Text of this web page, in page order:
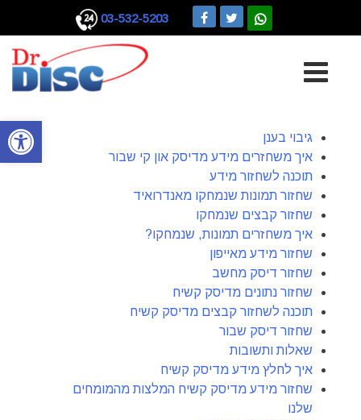
פתח
03-532-5203
content
גיבוי בענן
איך משחזרים מידע מדיסק און קי שבור
תוכנה לשחזור מידע
שחזור תמונות שנמחקו מאנדרואיד
שחזור קבצים שנמחקו
איך משחזרים תמונות, שנמחקו?
שחזור מידע מאייפון
שחזור דיסק מחשב
שחזור נתונים מדיסק קשיח
תוכנה לשחזור קבצים מדיסק קשיח
שחזור דיסק שבור
שאלות ותשובות
איך לחלץ מידע מדיסק קשיח
שחזור מידע מדיסק קשיח המלצות מהמומחים
שלנו